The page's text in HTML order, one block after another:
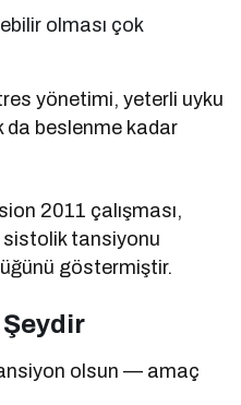
olması çok
yönetimi, yeterli uyku
da beslenme kadar
2011 çalışması,
tansiyonu
göstermiştir.
olsun — amaç